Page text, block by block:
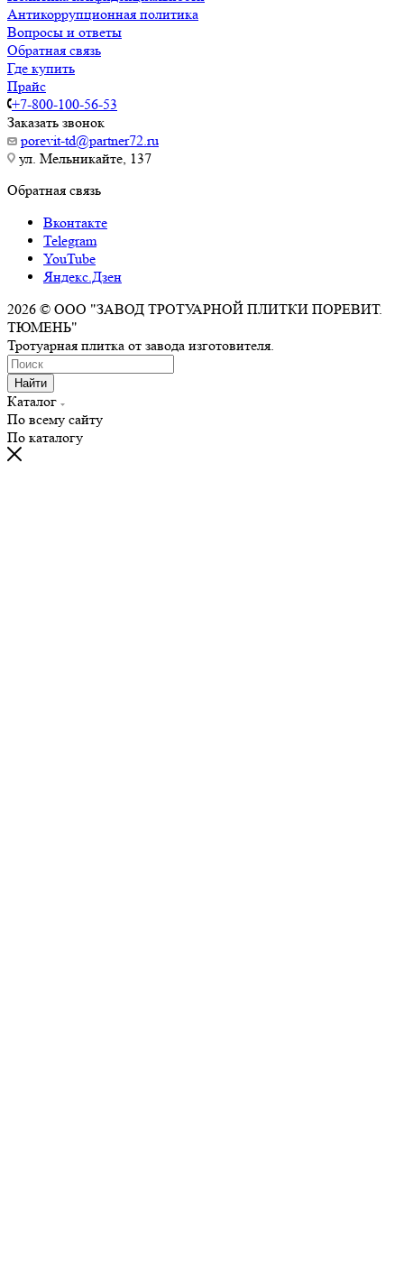
Антикоррупционная политика
Вопросы и ответы
Обратная связь
Где купить
Прайс
+7-800-100-56-53
Заказать звонок
porevit-td@partner72.ru
ул. Мельникайте, 137
Обратная связь
Вконтакте
Telegram
YouTube
Яндекс.Дзен
2026 © ООО "ЗАВОД ТРОТУАРНОЙ ПЛИТКИ ПОРЕВИТ.
ТЮМЕНЬ"
Тротуарная плитка от завода изготовителя.
Найти
Каталог
По всему сайту
По каталогу